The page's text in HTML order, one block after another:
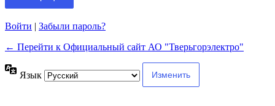
Войти | Забыли пароль?
← Перейти к Официальный сайт АО "Тверьгорэлектро"
Язык